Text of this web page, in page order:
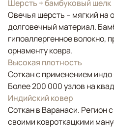
Шерсть + бамбуковый шелк
Овечья шерсть – мягкий на
долговечный материал.
гипоаллергенное волокно,
орнаменту ковра.
Высокая плотность
Соткан с применением индо
Более 200 000 узлов на
Индийский ковер
Соткан в Варанаси. Регион
своими ковроткацкими